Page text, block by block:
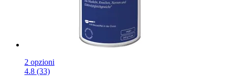
2 opzioni
4.8 (33)